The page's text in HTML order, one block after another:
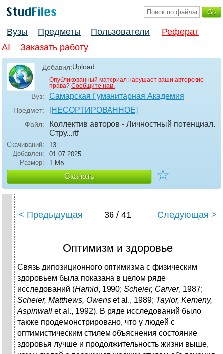
Вузы Предметы Пользователи
Реферат
AI
Заказать работу
Добавил:Upload
Опубликованный материал нарушает ваши авторские
права? Сообщите нам.
Вуз: Самарская Гуманитарная Академия
Предмет: [НЕСОРТИРОВАННОЕ]
Файл:
Коллектив авторов - Личностный потенциал.
Стру...rtf
Скачиваний:
13
Добавлен:
01.07.2025
Размер:
1 Мб
Скачать ☆
< Предыдущая 36 / 41 Следующая >
Оптимизм и здоровье
Связь дипозиционного оптимизма с физическим
здоровьем была показана в целом ряде
исследований (Hamid, 1990; Scheier, Carver, 1987;
Scheier, Matthews, Owens et al., 1989; Taylor, Kemeny,
Aspinwall et al., 1992). В ряде исследований было
также продемонстрировано, что у людей с
оптимистическим стилем объяснения состояние
здоровья лучше и продолжительность жизни выше,